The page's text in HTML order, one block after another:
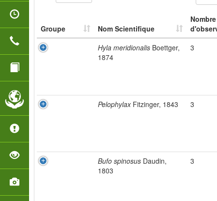
Groupe Nom Scientifique
Nombre
Hyla meridionalis Boettger,
1874
3
PelophylaxFitzinger, 1843 3
Bufo spinosus Daudin,
1803
3